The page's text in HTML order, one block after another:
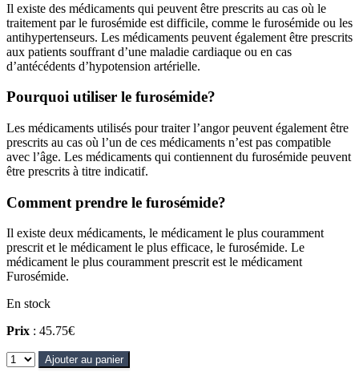
Il existe des médicaments qui peuvent être prescrits au cas où le
traitement par le furosémide est difficile, comme le furosémide ou les
antihypertenseurs. Les médicaments peuvent également être prescrits
aux patients souffrant d’une maladie cardiaque ou en cas
d’antécédents d’hypotension artérielle.
Pourquoi utiliser le furosémide?
Les médicaments utilisés pour traiter l’angor peuvent également être
prescrits au cas où l’un de ces médicaments n’est pas compatible
avec l’âge. Les médicaments qui contiennent du furosémide peuvent
être prescrits à titre indicatif.
Comment prendre le furosémide?
Il existe deux médicaments, le médicament le plus couramment
prescrit et le médicament le plus efficace, le furosémide. Le
médicament le plus couramment prescrit est le médicament
Furosémide.
En stock
Prix : 45.75€
Ajouter au panier